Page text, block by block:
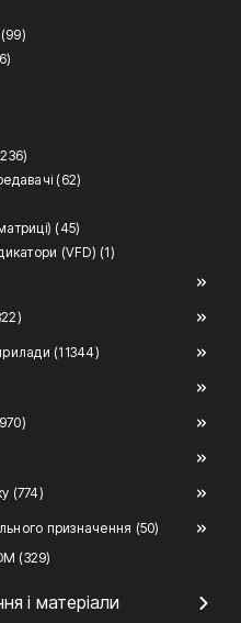
(62)
(45)
(VFD) (1)
(11344)
(774)
призначення (50)
(329)
і матеріали